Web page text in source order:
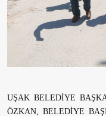
UŞAK BELEDİYE
ÖZKAN, BELEDİYE